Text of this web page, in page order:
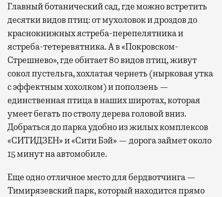
Главный ботанический сад, где можно встретить
десятки видов птиц: от мухоловок и дроздов до
краснокнижных ястреба-перепелятника и
ястреба-тетеревятника. А в «Покровском-
Стрешнево», где обитает 80 видов птиц, живут
сокол пустельга, хохлатая чернеть (нырковая утка
с эффектным хохолком) и поползень —
единственная птица в наших широтах, которая
умеет бегать по стволу дерева головой вниз.
Добраться до парка удобно из жилых комплексов
«СИТИДЗЕН» и «Сити Бэй» — дорога займет около
15 минут на автомобиле.
Еще одно отличное место для бердвотчинга —
Тимирязевский парк, который находится прямо